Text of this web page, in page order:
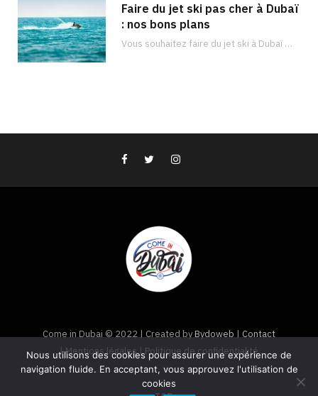
Faire du jet ski pas cher à Dubaï
: nos bons plans
Vous souhaitez faire du jet ski à Dubaï ? Découvrez les meilleurs endroits pour faire du jet ski à Dubaï et à quel prix
Come in Dubai © 2022 | Created byBydoweb | Contact
|Mentions légales|Politique de confidentialité
Nous utilisons des cookies pour assurer une expérience de
navigation fluide. En acceptant, vous approuvez l'utilisation de
cookies